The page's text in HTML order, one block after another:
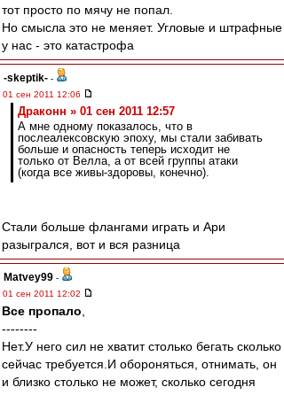
тот просто по мячу не попал.
Но смысла это не меняет. Угловые и штрафные
у нас - это катастрофа
-skeptik- -
01 сен 2011 12:06
Драконн » 01 сен 2011 12:57
А мне одному показалось, что в
послеалексовскую эпоху, мы стали забивать
больше и опасность теперь исходит не
только от Велла, а от всей группы атаки
(когда все живы-здоровы, конечно).
Стали больше флангами играть и Ари
разыгрался, вот и вся разница
Matvey99 -
01 сен 2011 12:02
Все пропало
--------
Нет.У него сил не хватит столько бегать сколько
сейчас требуется.И обороняться, отнимать, он
и близко столько не может, сколько сегодня